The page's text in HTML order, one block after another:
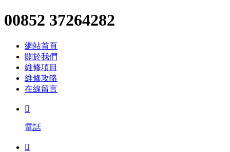
00852 37264282
網站首頁
關於我們
維修項目
維修攻略
在線留言

電話
